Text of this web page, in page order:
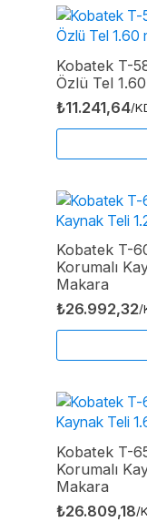
Kobatek T-
Özlü Tel
₺11.241,64/
Kobatek T-
Korumalı
Makara
₺26.992,32/
Kobatek T-
Korumalı
Makara
₺26.809,18/